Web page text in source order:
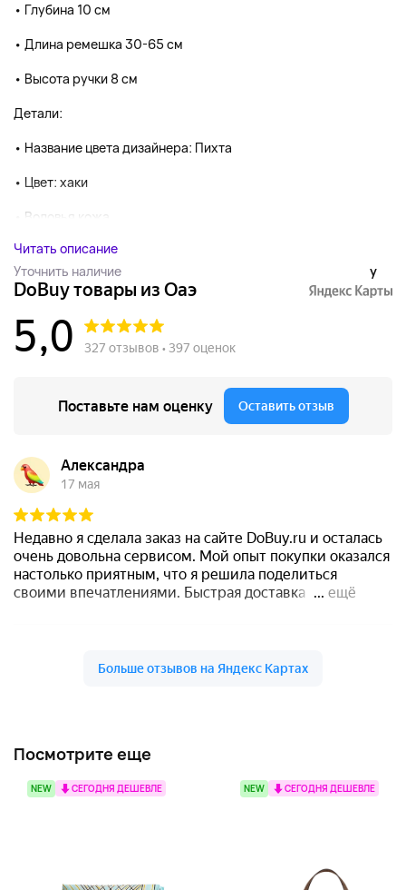
• Глубина 10 см
• Длина ремешка 30-65 см
• Высота ручки 8 см
Детали:
• Название цвета дизайнера: Пихта
• Цвет: хаки
• Воловья кожа...
Читать описание
Уточнить наличие
y
Посмотрите еще
NEW СЕГОДНЯ ДЕШЕВЛЕ NEW СЕГОДНЯ ДЕШЕВЛЕ